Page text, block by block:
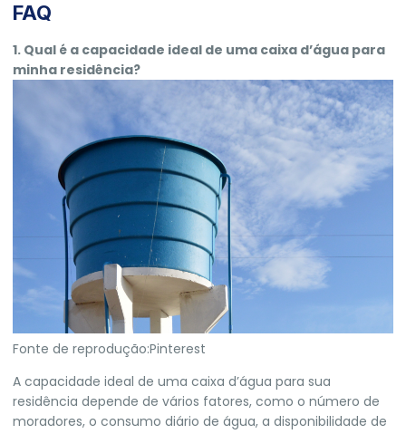
FAQ
1. Qual é a capacidade ideal de uma caixa d’água para
minha residência?
Fonte de reprodução:Pinterest
A capacidade ideal de uma caixa d’água para sua
residência depende de vários fatores, como o número de
moradores, o consumo diário de água, a disponibilidade de